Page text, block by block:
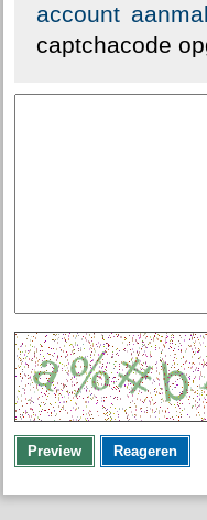
account
captchacode
Preview Reageren